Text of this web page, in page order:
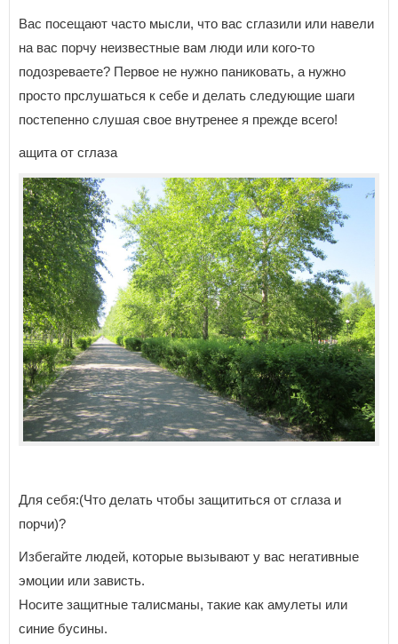
Вас посещают часто мысли, что вас сглазили или навели
на вас порчу неизвестные вам люди или кого-то
подозреваете? Первое не нужно паниковать, а нужно
просто прслушаться к себе и делать следующие шаги
постепенно слушая свое внутренее я прежде всего!
ащита от сглаза
Для себя:(Что делать чтобы защититься от сглаза и
порчи)?
Избегайте людей, которые вызывают у вас негативные
эмоции или зависть.
Носите защитные талисманы, такие как амулеты или
синие бусины.